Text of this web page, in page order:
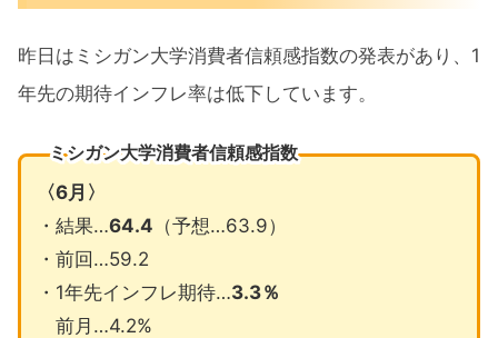
昨日はミシガン大学消費者信頼感指数の発表があり、1
年先の期待インフレ率は低下しています。
ミシガン大学消費者信頼感指数
〈6月〉
・結果…64.4 （予想…63.9）
・前回…59.2
・1年先インフレ期待…3.3％
前月…4.2%